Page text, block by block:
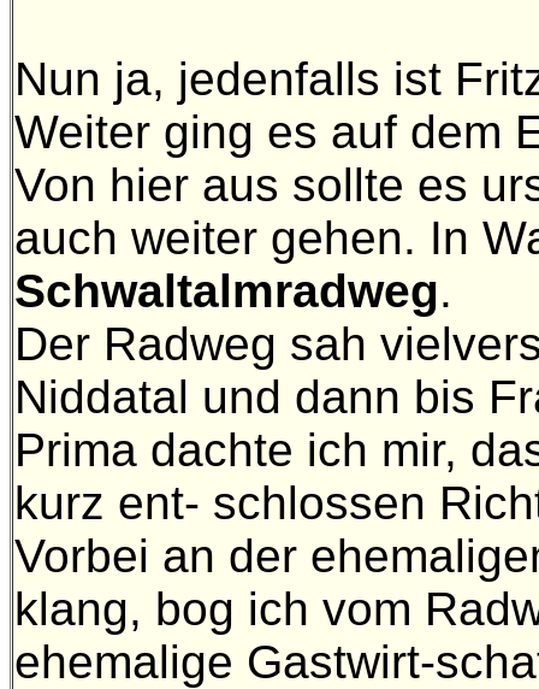
Nun ja, jedenfalls ist
Weiter ging es auf dem
Von hier aus sollte es
auch weiter gehen. In
Schwaltalmradweg.
Der Radweg sah
Niddatal und dann bis
Prima dachte ich mir,
kurz ent- schlossen
Vorbei an der
klang, bog ich vom
ehemalige Gastwirt-